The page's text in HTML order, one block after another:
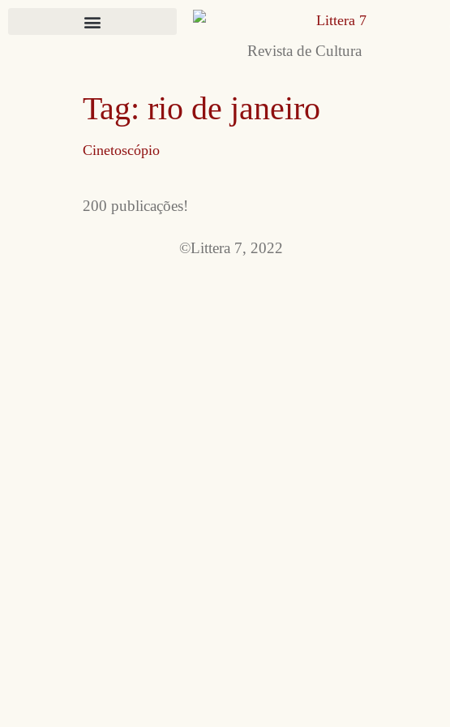
Revista de Cultura
Tag: rio de janeiro
Cinetoscópio
200 publicações!
©Littera 7, 2022